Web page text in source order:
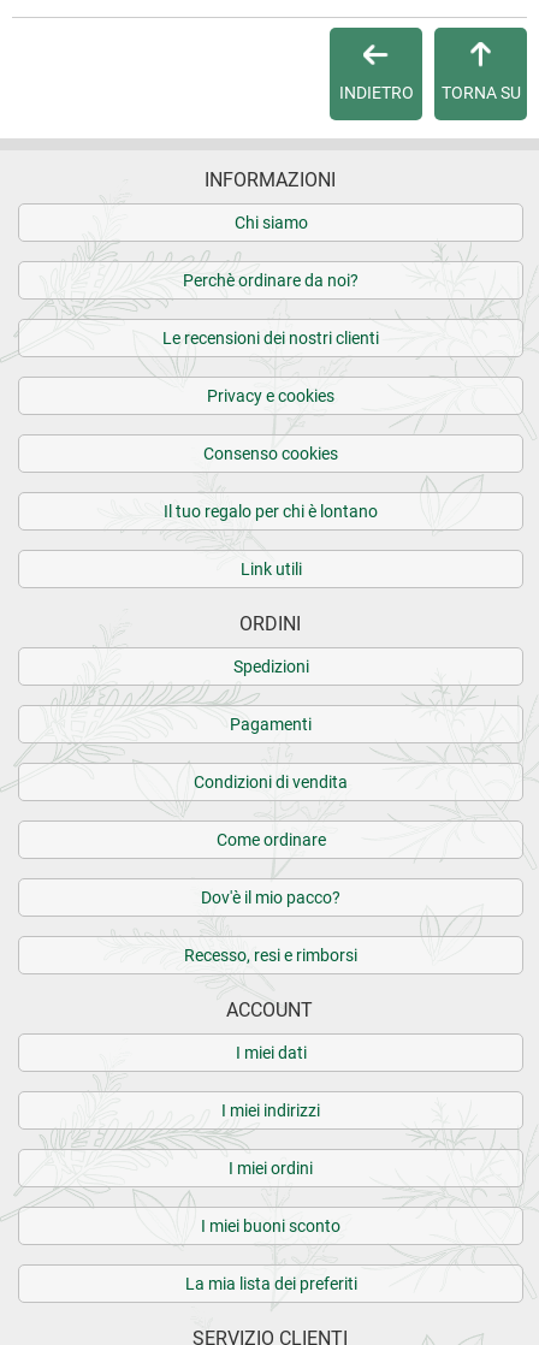
TORNA SU
INDIETRO
INFORMAZIONI
Chi siamo
Perchè ordinare da noi?
Le recensioni dei nostri clienti
Privacy e cookies
Consenso cookies
Il tuo regalo per chi è lontano
Link utili
ORDINI
Spedizioni
Pagamenti
Condizioni di vendita
Come ordinare
Dov'è il mio pacco?
Recesso, resi e rimborsi
ACCOUNT
I miei dati
I miei indirizzi
I miei ordini
I miei buoni sconto
La mia lista dei preferiti
SERVIZIO CLIENTI